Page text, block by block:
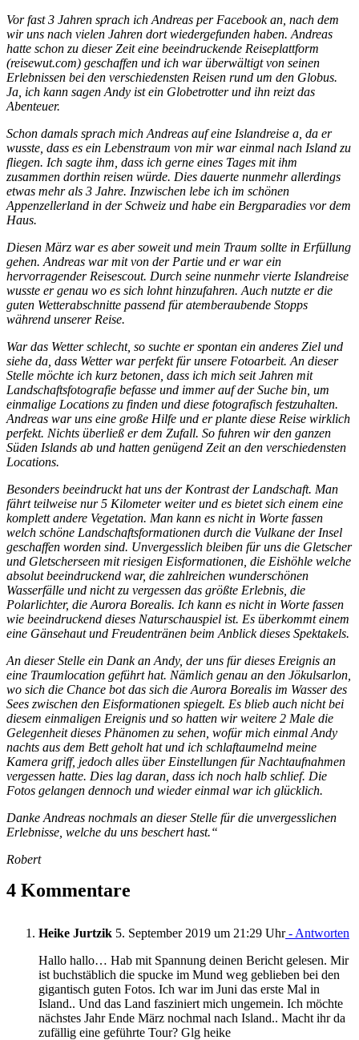
Vor fast 3 Jahren sprach ich Andreas per Facebook an, nach dem
wir uns nach vielen Jahren dort wiedergefunden haben. Andreas
hatte schon zu dieser Zeit eine beeindruckende Reiseplattform
(reisewut.com) geschaffen und ich war überwältigt von seinen
Erlebnissen bei den verschiedensten Reisen rund um den Globus.
Ja, ich kann sagen Andy ist ein Globetrotter und ihn reizt das
Abenteuer.
Schon damals sprach mich Andreas auf eine Islandreise a, da er
wusste, dass es ein Lebenstraum von mir war einmal nach Island zu
fliegen. Ich sagte ihm, dass ich gerne eines Tages mit ihm
zusammen dorthin reisen würde. Dies dauerte nunmehr allerdings
etwas mehr als 3 Jahre. Inzwischen lebe ich im schönen
Appenzellerland in der Schweiz und habe ein Bergparadies vor dem
Haus.
Diesen März war es aber soweit und mein Traum sollte in Erfüllung
gehen. Andreas war mit von der Partie und er war ein
hervorragender Reisescout. Durch seine nunmehr vierte Islandreise
wusste er genau wo es sich lohnt hinzufahren. Auch nutzte er die
guten Wetterabschnitte passend für atemberaubende Stopps
während unserer Reise.
War das Wetter schlecht, so suchte er spontan ein anderes Ziel und
siehe da, dass Wetter war perfekt für unsere Fotoarbeit. An dieser
Stelle möchte ich kurz betonen, dass ich mich seit Jahren mit
Landschaftsfotografie befasse und immer auf der Suche bin, um
einmalige Locations zu finden und diese fotografisch festzuhalten.
Andreas war uns eine große Hilfe und er plante diese Reise wirklich
perfekt. Nichts überließ er dem Zufall. So fuhren wir den ganzen
Süden Islands ab und hatten genügend Zeit an den verschiedensten
Locations.
Besonders beeindruckt hat uns der Kontrast der Landschaft. Man
fährt teilweise nur 5 Kilometer weiter und es bietet sich einem eine
komplett andere Vegetation. Man kann es nicht in Worte fassen
welch schöne Landschaftsformationen durch die Vulkane der Insel
geschaffen worden sind. Unvergesslich bleiben für uns die Gletscher
und Gletscherseen mit riesigen Eisformationen, die Eishöhle welche
absolut beeindruckend war, die zahlreichen wunderschönen
Wasserfälle und nicht zu vergessen das größte Erlebnis, die
Polarlichter, die Aurora Borealis. Ich kann es nicht in Worte fassen
wie beeindruckend dieses Naturschauspiel ist. Es überkommt einem
eine Gänsehaut und Freudentränen beim Anblick dieses Spektakels.
An dieser Stelle ein Dank an Andy, der uns für dieses Ereignis an
eine Traumlocation geführt hat. Nämlich genau an den Jökulsarlon,
wo sich die Chance bot das sich die Aurora Borealis im Wasser des
Sees zwischen den Eisformationen spiegelt. Es blieb auch nicht bei
diesem einmaligen Ereignis und so hatten wir weitere 2 Male die
Gelegenheit dieses Phänomen zu sehen, wofür mich einmal Andy
nachts aus dem Bett geholt hat und ich schlaftaumelnd meine
Kamera griff, jedoch alles über Einstellungen für Nachtaufnahmen
vergessen hatte. Dies lag daran, dass ich noch halb schlief. Die
Fotos gelangen dennoch und wieder einmal war ich glücklich.
Danke Andreas nochmals an dieser Stelle für die unvergesslichen
Erlebnisse, welche du uns beschert hast.“
Robert
4 Kommentare
Heike Jurtzik 5. September 2019 um 21:29 Uhr- Antworten
Hallo hallo… Hab mit Spannung deinen Bericht gelesen. Mir
ist buchstäblich die spucke im Mund weg geblieben bei den
gigantisch guten Fotos. Ich war im Juni das erste Mal in
Island.. Und das Land fasziniert mich ungemein. Ich möchte
nächstes Jahr Ende März nochmal nach Island.. Macht ihr da
zufällig eine geführte Tour? Glg heike